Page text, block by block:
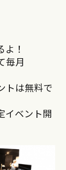
！
毎月
トは無料で
イベント開